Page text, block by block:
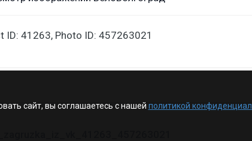
ID: 41263, Photo ID: 457263021
сайт, вы соглашаетесь с нашей политикой